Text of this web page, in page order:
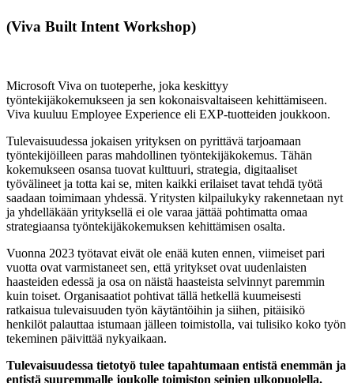
(Viva Built Intent Workshop)
Microsoft Viva on tuoteperhe, joka keskittyy
työntekijäkokemukseen ja sen kokonaisvaltaiseen kehittämiseen.
Viva kuuluu Employee Experience eli EXP-tuotteiden joukkoon.
Tulevaisuudessa jokaisen yrityksen on pyrittävä tarjoamaan
työntekijöilleen paras mahdollinen työntekijäkokemus. Tähän
kokemukseen osansa tuovat kulttuuri, strategia, digitaaliset
työvälineet ja totta kai se, miten kaikki erilaiset tavat tehdä työtä
saadaan toimimaan yhdessä. Yritysten kilpailukyky rakennetaan nyt
ja yhdelläkään yrityksellä ei ole varaa jättää pohtimatta omaa
strategiaansa työntekijäkokemuksen kehittämisen osalta.
Vuonna 2023 työtavat eivät ole enää kuten ennen, viimeiset pari
vuotta ovat varmistaneet sen, että yritykset ovat uudenlaisten
haasteiden edessä ja osa on näistä haasteista selvinnyt paremmin
kuin toiset. Organisaatiot pohtivat tällä hetkellä kuumeisesti
ratkaisua tulevaisuuden työn käytäntöihin ja siihen, pitäisikö
henkilöt palauttaa istumaan jälleen toimistolla, vai tulisiko koko työn
tekeminen päivittää nykyaikaan.
Tulevaisuudessa tietotyö tulee tapahtumaan entistä enemmän ja
entistä suuremmalle joukolle toimiston seinien ulkopuolella.